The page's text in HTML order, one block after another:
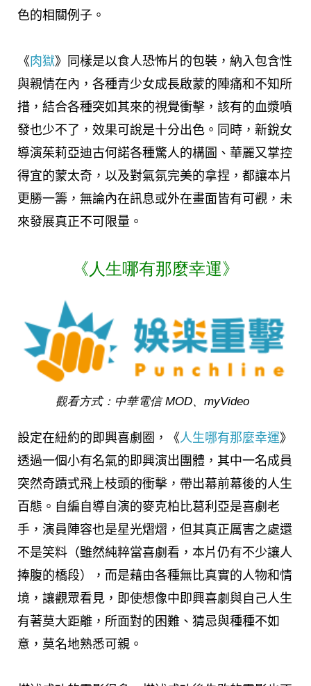
色的相關例子。
《肉獄》同樣是以食人恐怖片的包裝，納入包含性
與親情在內，各種青少女成長啟蒙的陣痛和不知所
措，結合各種突如其來的視覺衝擊，該有的血漿噴
發也少不了，效果可說是十分出色。同時，新銳女
導演茱莉亞迪古何諾各種驚人的構圖、華麗又掌控
得宜的蒙太奇，以及對氣氛完美的拿捏，都讓本片
更勝一籌，無論內在訊息或外在畫面皆有可觀，未
來發展真正不可限量。
《人生哪有那麼幸運》
觀看方式：中華電信 MOD、myVideo
設定在紐約的即興喜劇圈，《人生哪有那麼幸運》
透過一個小有名氣的即興演出團體，其中一名成員
突然奇蹟式飛上枝頭的衝擊，帶出幕前幕後的人生
百態。自編自導自演的麥克柏比葛利亞是喜劇老
手，演員陣容也是星光熠熠，但其真正厲害之處還
不是笑料（雖然純粹當喜劇看，本片仍有不少讓人
捧腹的橋段），而是藉由各種無比真實的人物和情
境，讓觀眾看見，即使想像中即興喜劇與自己人生
有著莫大距離，所面對的困難、猜忌與種種不如
意，莫名地熟悉可親。